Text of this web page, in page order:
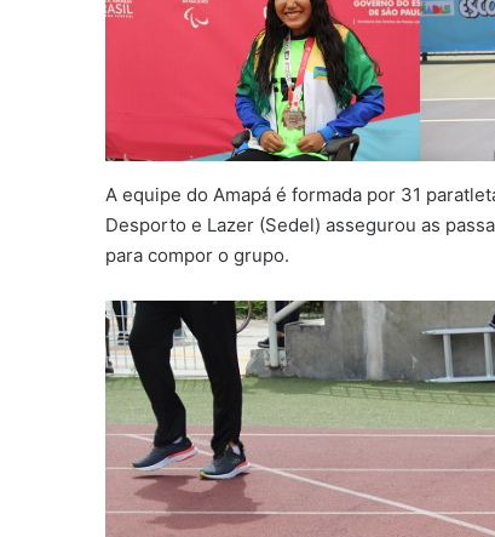
A equipe do Amapá é formada por 31
Desporto e Lazer (Sedel) assegurou as
para compor o grupo.